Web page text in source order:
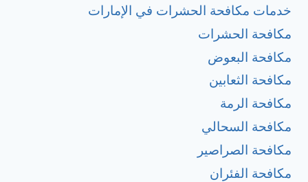
خدمات مكافحة الحشرات في الإمارات
مكافحة الحشرات
مكافحة البعوض
مكافحة الثعابين
مكافحة الرمة
مكافحة السحالي
مكافحة الصراصير
مكافحة الفئران